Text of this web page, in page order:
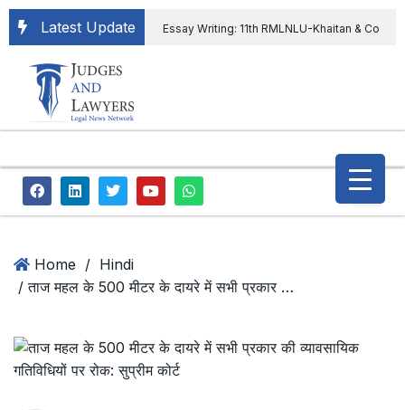
Latest Update Essay Writing: 11th RMLNLU-Khaitan & Co
extending ED Chief tenure are illegal” Supreme
Court permits ED Chief to continue till 31st July
the CVC & DSPE Act
Aviation, Ministry of Civil Aviation
Home / Hindi
/ ताज महल के 500 मीटर के दायरे में सभी प्रकार की व्यावसायिक गतिविधियों पर रोक: सुप्रीम कोर्ट